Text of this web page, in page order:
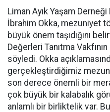
Liman Ayık Yaşam
İbrahim Okka, mezuniyet
büyük önem taşıdığını
Değerleri Tanıtma
söyledi. Okka
gerçekleştirdiğimiz
son derece önemli bir
çok büyük bir kalabalık
anlamlı bir birliktelik var.